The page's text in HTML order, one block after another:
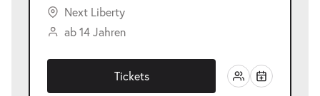
Next Liberty
ab 14 Jahren
Tickets